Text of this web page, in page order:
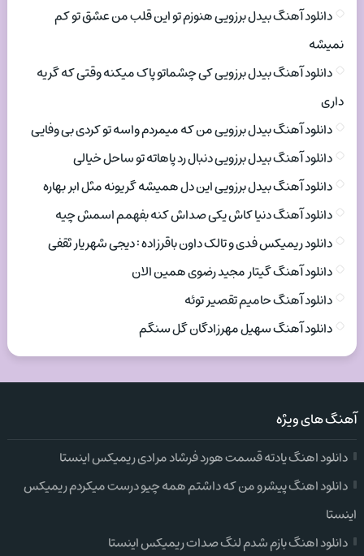
دانلود آهنگ بیدل برزویی هنوزم تو این قلب من عشق تو کم
نمیشه
دانلود آهنگ بیدل برزویی کی چشماتو پاک میکنه وقتی که گریه
داری
دانلود آهنگ بیدل برزویی من که میمردم واسه تو کردی بی وفایی
دانلود آهنگ بیدل برزویی دنبال رد پاهاته تو ساحل خیالی
دانلود آهنگ بیدل برزویی این دل همیشه گریونه مثل ابر بهاره
دانلود آهنگ دنیا کاش یکی صداش کنه بفهمم اسمش چیه
دانلود ریمیکس فدی و تالک داون باقرزاده : دیجی شهریار ثقفی
دانلود آهنگ گیتار مجید رضوی همین الان
دانلود آهنگ حامیم تقصیر توئه
دانلود آهنگ سهیل مهرزادگان گل سنگم
آهنگ های ویژه
دانلود اهنگ یادته قسمت هورد فرشاد مرادی ریمیکس اینستا
دانلود اهنگ پیشرو من که داشتم همه چیو درست میکردم ریمیکس
اینستا
دانلود اهنگ بازم شدم لنگ صدات ریمیکس اینستا